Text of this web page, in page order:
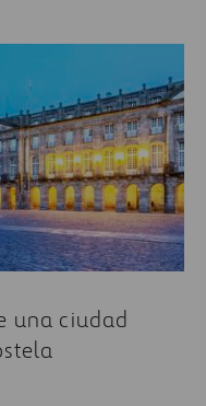
una ciudad